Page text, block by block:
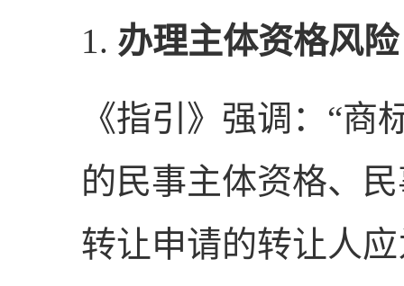
1. 办理主体资格风险
《指引》强调：“
的民事主体资格、
转让申请的转让人